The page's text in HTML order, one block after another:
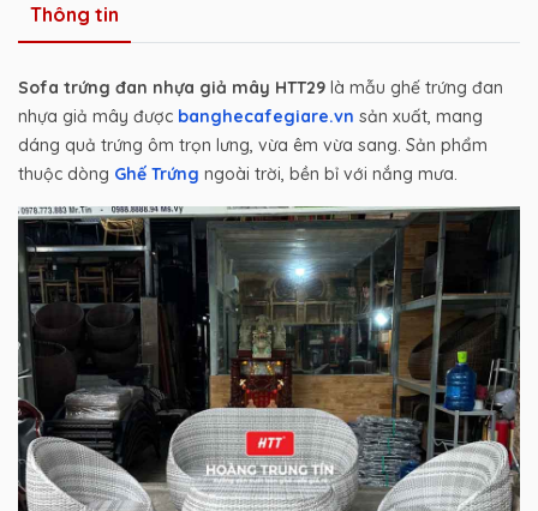
Thông tin
Sofa trứng đan nhựa giả mây HTT29 là mẫu ghế trứng đan
nhựa giả mây được banghecafegiare.vn sản xuất, mang
dáng quả trứng ôm trọn lưng, vừa êm vừa sang. Sản phẩm
thuộc dòng Ghế Trứng ngoài trời, bền bỉ với nắng mưa.